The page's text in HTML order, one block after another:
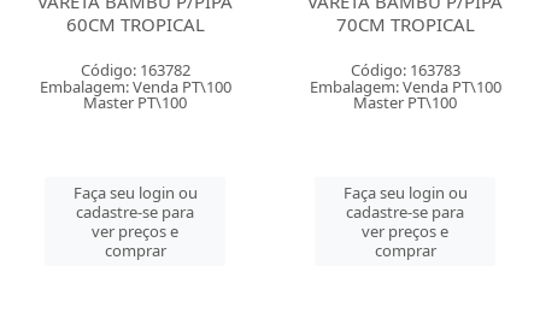
60CM TROPICAL
Código: 163782
Embalagem: Venda PT\100
Master PT\100
Faça seu login ou
cadastre-se para
ver preços e
comprar
70CM TROPICAL
Código: 163783
Embalagem: Venda PT\100
Master PT\100
Faça seu login ou
cadastre-se para
ver preços e
comprar